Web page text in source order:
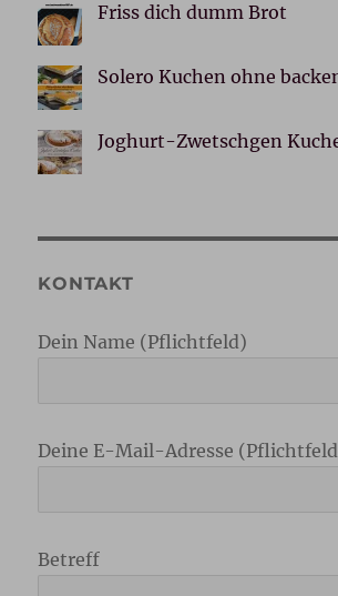
Friss dich dumm Brot
Solero Kuchen ohne
Joghurt-Zwetschgen
KONTAKT
Dein Name (Pflichtfeld)
Deine E-Mail-Adresse
Betreff